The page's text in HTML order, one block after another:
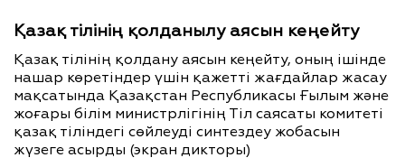
Қазақ тілінің қолданылу аясын кеңейту
Қазақ тілінің қолдану аясын кеңейту, оның ішінде
нашар көретіндер үшін қажетті жағдайлар жасау
мақсатында Қазақстан Республикасы Ғылым және
жоғары білім министрлігінің Тіл саясаты комитеті
қазақ тіліндегі сөйлеуді синтездеу жобасын
жүзеге асырды (экран дикторы)